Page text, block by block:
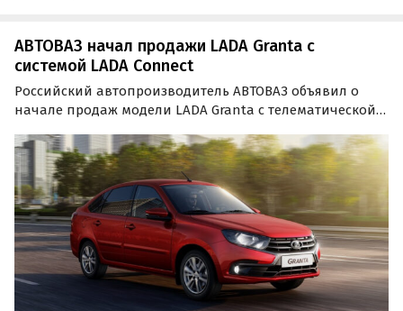
АВТОВАЗ начал продажи LADA Granta c
системой LADA Connect
Российский автопроизводитель АВТОВАЗ объявил о
начале продаж модели LADA Granta с телематической
управлять автомобилем посредством смартфона.